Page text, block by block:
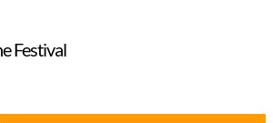
Festival